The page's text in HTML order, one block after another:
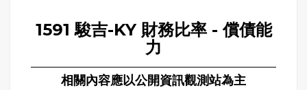
1591 駿吉-KY 財務比率 - 償債能
力
相關內容應以公開資訊觀測站為主